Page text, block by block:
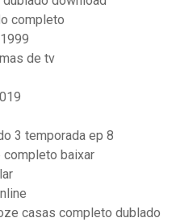
completo
de tv
3 temporada ep 8
baixar
casas completo dublado